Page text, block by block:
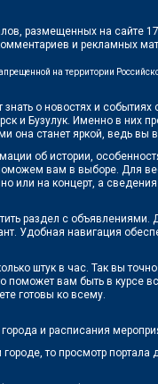
размещенных на сайте
и рекламных
на территории
о новостях и событиях
и Бузулук. Именно в
станет яркой, ведь вы
об истории,
вам в выборе. Для
или на концерт, а
раздел с
Удобная навигация
штук в час. Так вы
вам быть в курсе
готовы ко всему.
и расписания
то просмотр